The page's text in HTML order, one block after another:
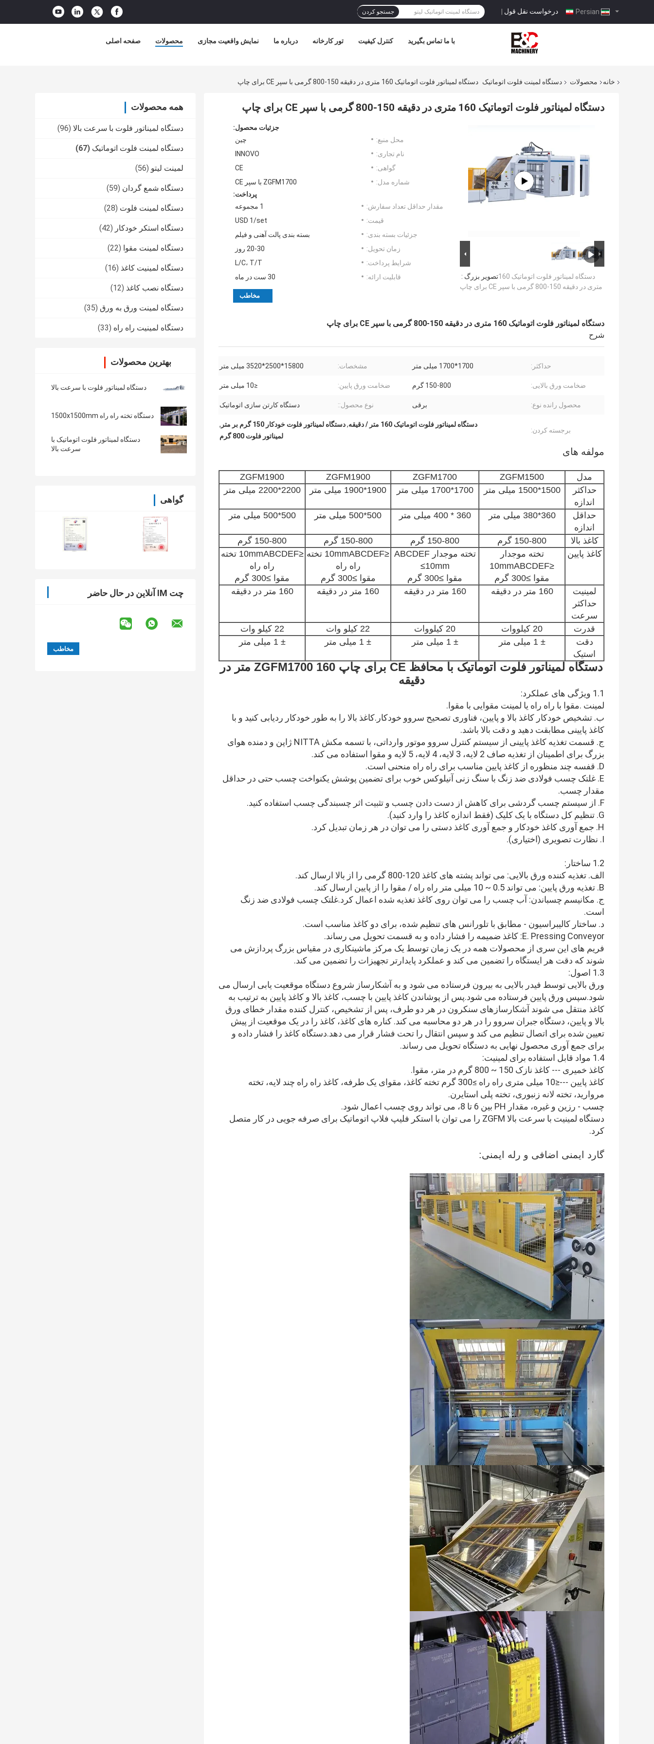
درخواست نقل قول | جستجو کردن
صفحه اصلی محصولات نمایش واقعیت مجازی درباره ما تور کارخانه کنترل کیفیت با ما تماس بگیرید
خانه محصولات دستگاه لمینت فلوت اتوماتیک دستگاه لمیناتور فلوت اتوماتیک 160 متری در دقیقه 150-800 گرمی با سپر CE برای چاپ
همه محصولات
دستگاه لمیناتور فلوت با سرعت بالا (96)
دستگاه لمینت فلوت اتوماتیک (67)
لمینت لیتو (56)
دستگاه شمع گردان (59)
دستگاه لمینت فلوت (28)
دستگاه استکر خودکار (42)
دستگاه لمینت مقوا (22)
دستگاه لمینیت کاغذ (16)
دستگاه نصب کاغذ (12)
دستگاه لمینت ورق به ورق (35)
دستگاه لمینیت راه راه (33)
بهترین محصولات
دستگاه لمیناتور فلوت با سرعت بالا
دستگاه تخته راه راه 1500x1500mm
دستگاه لمیناتور فلوت اتوماتیک با
سرعت بالا
گواهی
چت IM آنلاین در حال حاضر
دستگاه لمیناتور فلوت اتوماتیک 160 متری در دقیقه 150-800 گرمی با سپر CE برای چاپ
تصویر بزرگ :دستگاه لمیناتور فلوت اتوماتیک 160
متری در دقیقه 150-800 گرمی با سپر CE برای چاپ
جزئیات محصول:
محل منبع:
چین
نام تجاری:
INNOVO
گواهی:
CE
شماره مدل:
ZGFM1700 با سپر CE
پرداخت:
مقدار حداقل تعداد سفارش:
1 مجموعه
قیمت:
USD 1/set
جزئیات بسته بندی:
بسته بندی پالت آهنی و فیلم
زمان تحویل:
20-30 روز
شرایط پرداخت:
L/C، T/T
قابلیت ارائه:
30 ست در ماه
مخاطب
دستگاه لمیناتور فلوت اتوماتیک 160 متری در دقیقه 150-800 گرمی با سپر CE برای چاپ
شرح
حداکثر: 1700*1700 میلی متر مشخصات: 15800*2500*3520 میلی متر
ضخامت ورق بالایی: 150-800 گرم ضخامت ورق پایین: ≤10 میلی متر
محصول رانده نوع: برقی نوع محصول:: دستگاه کارتن سازی اتوماتیک
برجسته کردن:
دستگاه لمیناتور فلوت اتوماتیک 160 متر / دقیقه ,دستگاه لمیناتور فلوت خودکار 150 گرم بر متر
,
لمیناتور فلوت 800 گرم
مولفه های
مدل ZGFM1500
ZGFM1700
ZGFM1900
ZGFM1900
حداکثر
اندازه
1500*1500 میلی متر 1700*1700 میلی متر 1900*1900 میلی متر 2200*2200 میلی متر
حداقل
اندازه
360*380 میلی متر 360 * 400 میلی متر 500*500 میلی متر 500*500 میلی متر
کاغذ بالا 150-800 گرم 150-800 گرم 150-800 گرم
150-800 گرم
کاغذ پایین
تخته موجدار
≤10mmABCDEF
مقوا ≥300 گرم
تخته موجدار ABCDEF
≤10mm
مقوا ≥300 گرم
≤10mmABCDEF تخته
راه راه
مقوا ≥300 گرم
≤10mmABCDEF تخته
راه راه
مقوا ≥300 گرم
لمینیت
حداکثر
سرعت
160 متر در دقیقه 160 متر در دقیقه 160 متر در دقیقه 160 متر در دقیقه
قدرت 20 کیلووات 20 کیلووات 22 کیلو وات
22 کیلو وات
دقت
استیک
± 1 میلی متر ± 1 میلی متر ± 1 میلی متر ± 1 میلی متر
دستگاه لمیناتور فلوت اتوماتیک با محافظ CE برای چاپ ZGFM1700 160 متر در
دقیقه
1.1 ویژگی های عملکرد:
لمینت .مقوا با راه راه یا لمینت مقوایی با مقوا.
ب. تشخیص خودکار کاغذ بالا و پایین، فناوری تصحیح سروو خودکار.کاغذ بالا را به طور خودکار ردیابی کنید و با
کاغذ پایینی مطابقت دهید و دقت بالا باشد.
ج. قسمت تغذیه کاغذ پایینی از سیستم کنترل سروو موتور وارداتی، با تسمه مکش NITTA ژاپن و دمنده هوای
بزرگ برای اطمینان از تغذیه صاف 2 لایه، 3 لایه، 4 لایه، 5 لایه و مقوا استفاده می کند.
D. قفسه چند منظوره از کاغذ پایین مناسب برای راه راه منحنی است.
E. غلتک چسب فولادی ضد زنگ با سنگ زنی آنیلوکس خوب برای تضمین پوشش یکنواخت چسب حتی در حداقل
مقدار چسب.
F. از سیستم چسب گردشی برای کاهش از دست دادن چسب و تثبیت اثر چسبندگی چسب استفاده کنید.
G. تنظیم کل دستگاه با یک کلیک (فقط اندازه کاغذ را وارد کنید).
H. جمع آوری کاغذ خودکار و جمع آوری کاغذ دستی را می توان در هر زمان تبدیل کرد.
I. نظارت تصویری (اختیاری).
1.2 ساختار:
الف. تغذیه کننده ورق بالایی: می تواند پشته های کاغذ 120-800 گرمی را از بالا ارسال کند.
B. تغذیه ورق پایین: می تواند 0.5 ~ 10 میلی متر راه راه / مقوا را از پایین ارسال کند.
ج. مکانیسم چسباندن: آب چسب را می توان روی کاغذ تغذیه شده اعمال کرد.غلتک چسب فولادی ضد زنگ
است.
د. ساختار کالیبراسیون - مطابق با تلورانس های تنظیم شده، برای دو کاغذ مناسب است.
E. Pressing Conveyor: کاغذ ضمیمه را فشار داده و به قسمت تحویل می رساند.
فریم های این سری از محصولات همه در یک زمان توسط یک مرکز ماشینکاری در مقیاس بزرگ پردازش می
شوند که دقت هر ایستگاه را تضمین می کند و عملکرد پایدارتر تجهیزات را تضمین می کند.
1.3 اصول:
ورق بالایی توسط فیدر بالایی به بیرون فرستاده می شود و به آشکارساز شروع دستگاه موقعیت یابی ارسال می
شود.سپس ورق پایین فرستاده می شود.پس از پوشاندن کاغذ پایین با چسب، کاغذ بالا و کاغذ پایین به ترتیب به
کاغذ منتقل می شوند آشکارسازهای سنکرون در هر دو طرف، پس از تشخیص، کنترل کننده مقدار خطای ورق
بالا و پایین، دستگاه جبران سروو را در هر دو محاسبه می کند. کناره های کاغذ، کاغذ را در یک موقعیت از پیش
تعیین شده برای اتصال تنظیم می کند و سپس انتقال را تحت فشار قرار می دهد.دستگاه کاغذ را فشار داده و
برای جمع آوری محصول نهایی به دستگاه تحویل می رساند.
1.4 مواد قابل استفاده برای لمینیت:
کاغذ خمیری --- کاغذ نازک 150 ~ 800 گرم در متر، مقوا.
کاغذ پایین ---≤10 میلی متری راه راه ≥300 گرم تخته کاغذ، مقوای یک طرفه، کاغذ راه راه چند لایه، تخته
مروارید، تخته لانه زنبوری، تخته پلی استایرن.
چسب - رزین و غیره، مقدار PH بین 6 تا 8، می تواند روی چسب اعمال شود.
دستگاه لمینیت با سرعت بالا ZGFM را می توان با استکر فلیپ فلاپ اتوماتیک برای صرفه جویی در کار متصل
کرد.
گارد ایمنی اضافی و رله ایمنی: